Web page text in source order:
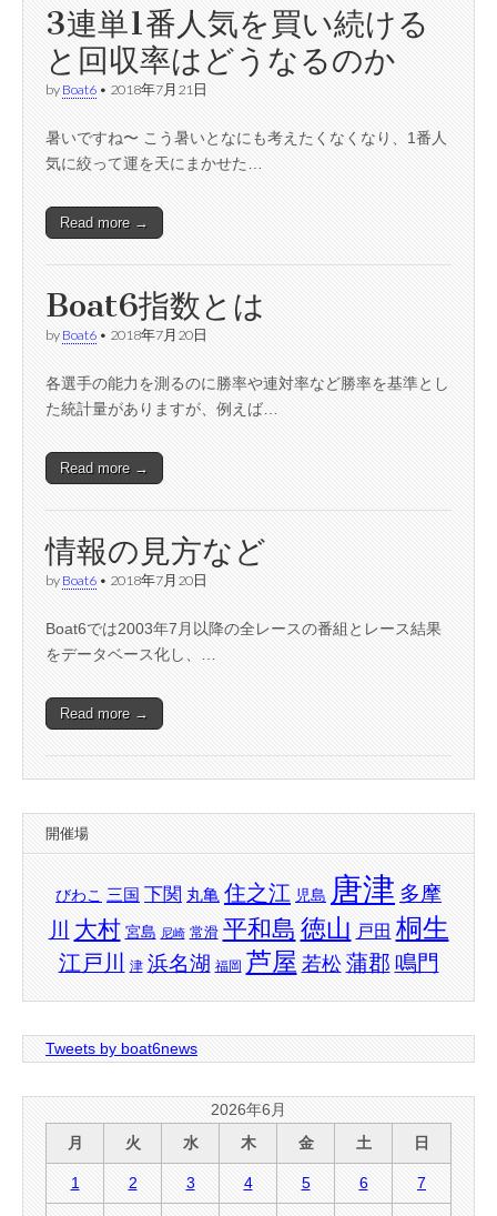
3連単1番人気を買い続ける
と回収率はどうなるのか
by Boat6 • 2018年7月21日
暑いですね〜 こう暑いとなにも考えたくなくなり、1番人
気に絞って運を天にまかせた…
Read more →
Boat6指数とは
by Boat6 • 2018年7月20日
各選手の能力を測るのに勝率や連対率など勝率を基準とし
た統計量がありますが、例えば…
Read more →
情報の見方など
by Boat6 • 2018年7月20日
Boat6では2003年7月以降の全レースの番組とレース結果
をデータベース化し、…
Read more →
開催場
びわこ 三国 下関 丸亀 住之江 児島 唐津 多摩
川
大村 宮島 尼崎 常滑 平和島 徳山 戸田 桐生
江戸川 津 浜名湖 福岡 芦屋 若松 蒲郡 鳴門
Tweets by boat6news
2026年6月
月
火 水 木 金 土 日
1 2 3 4 5 6 7